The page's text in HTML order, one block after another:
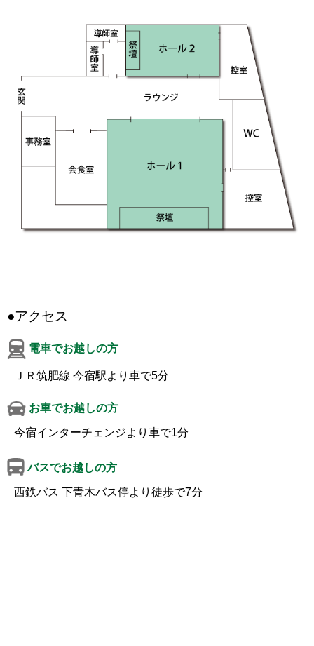
●アクセス
電車でお越しの方
ＪＲ筑肥線 今宿駅より車で5分
お車でお越しの方
今宿インターチェンジより車で1分
バスでお越しの方
西鉄バス 下青木バス停より徒歩で7分